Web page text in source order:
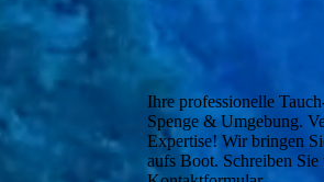
Ihre professionelle
Spenge & Umgebung.
Expertise! Wir bringen
aufs Boot. Schreiben